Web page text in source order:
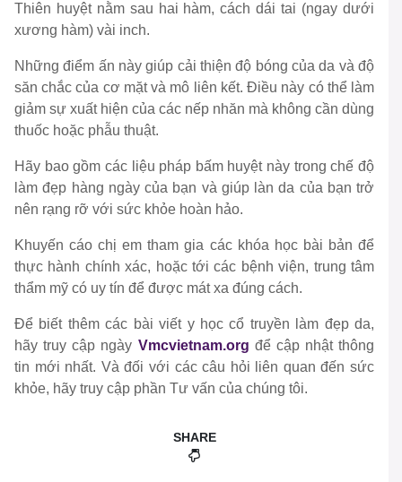
Thiên huyệt nằm sau hai hàm, cách dái tai (ngay dưới
xương hàm) vài inch.
Những điểm ấn này giúp cải thiện độ bóng của da và độ
săn chắc của cơ mặt và mô liên kết. Điều này có thể làm
giảm sự xuất hiện của các nếp nhăn mà không cần dùng
thuốc hoặc phẫu thuật.
Hãy bao gồm các liệu pháp bấm huyệt này trong chế độ
làm đẹp hàng ngày của bạn và giúp làn da của bạn trở
nên rạng rỡ với sức khỏe hoàn hảo.
Khuyến cáo chị em tham gia các khóa học bài bản để
thực hành chính xác, hoặc tới các bệnh viện, trung tâm
thẩm mỹ có uy tín để được mát xa đúng cách.
Để biết thêm các bài viết y học cổ truyền làm đẹp da,
hãy truy cập ngày Vmcvietnam.org để cập nhật thông
tin mới nhất. Và đối với các câu hỏi liên quan đến sức
khỏe, hãy truy cập phần Tư vấn của chúng tôi.
SHARE